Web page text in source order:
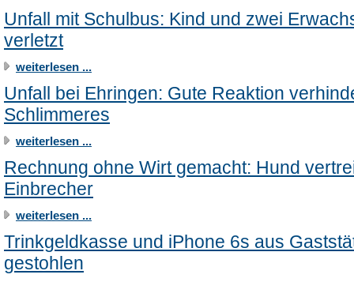
Unfall mit Schulbus: Kind und zwei
verletzt
weiterlesen ...
Unfall bei Ehringen: Gute Reaktion
Schlimmeres
weiterlesen ...
Rechnung ohne Wirt gemacht: Hund
Einbrecher
weiterlesen ...
Trinkgeldkasse und iPhone 6s aus
gestohlen